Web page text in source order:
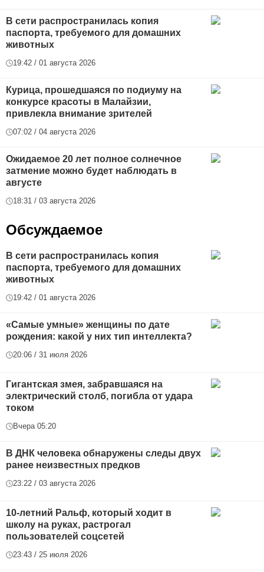
В сети распространилась копия
паспорта, требуемого для домашних
животных
19:42 / 01 августа 2026
Курица, прошедшаяся по подиуму на
конкурсе красоты в Малайзии,
привлекла внимание зрителей
07:02 / 04 августа 2026
Ожидаемое 20 лет полное солнечное
затмение можно будет наблюдать в
августе
18:31 / 03 августа 2026
Обсуждаемое
В сети распространилась копия
паспорта, требуемого для домашних
животных
19:42 / 01 августа 2026
«Самые умные» женщины по дате
рождения: какой у них тип интеллекта?
20:06 / 31 июля 2026
Гигантская змея, забравшаяся на
электрический столб, погибла от удара
током
Вчера 05:20
В ДНК человека обнаружены следы двух
ранее неизвестных предков
23:22 / 03 августа 2026
10-летний Ральф, который ходит в
школу на руках, растрогал
пользователей соцсетей
23:43 / 25 июля 2026